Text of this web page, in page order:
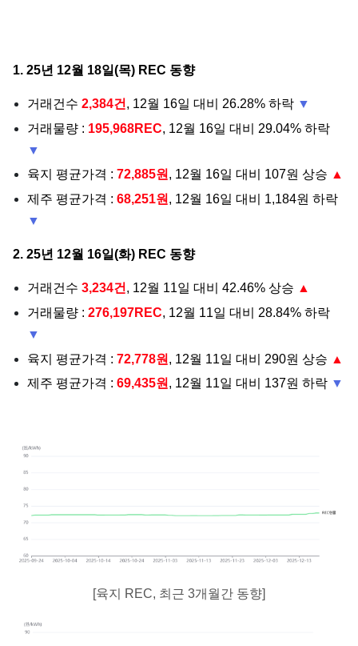
1. 25년 12월 18일(목) REC 동향
거래건수 2,384건 , 12월 16일 대비 26.28% 하락 ▼
거래물량 : 195,968REC, 12월 16일 대비 29.04% 하락
▼
육지 평균가격 : 72,885원, 12월 16일 대비 107원 상승 ▲
제주 평균가격 : 68,251원 , 12월 16일 대비 1,184원 하락
▼
2. 25년 12월 16일(화) REC 동향
거래건수 3,234건 , 12월 11일 대비 42.46% 상승 ▲
거래물량 : 276,197REC, 12월 11일 대비 28.84% 하락
▼
육지 평균가격 : 72,778원 , 12월 11일 대비 290원 상승 ▲
제주 평균가격 : 69,435원, 12월 11일 대비 137원 하락 ▼
[육지 REC, 최근 3개월간 동향]